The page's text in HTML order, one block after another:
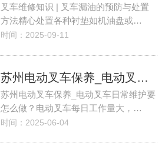
叉车维修知识 | 叉车漏油的预防与处置
方法精心处置各种衬垫如机油盘或…
时间：2025-09-11
苏州电动叉车保养_电动叉车日常维护要怎么做？
苏州电动叉车保养_电动叉车日常维护要
怎么做？电动叉车每日工作量大，…
时间：2025-06-04